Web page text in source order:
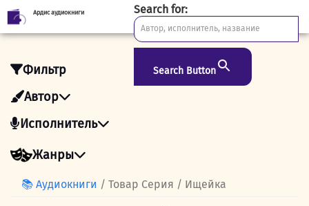
Skip
to
Ардис аудиокниги Search for:
Search Button
Фильтр
Автор
Исполнитель
Жанры
📚 Аудиокниги / Товар Серия / Ищейка